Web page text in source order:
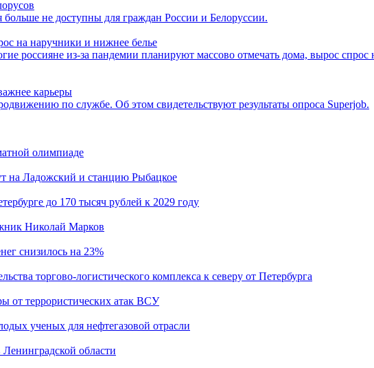
больше не доступны для граждан России и Белоруссии.
на наручники и нижнее белье
россияне из-за пандемии планируют массово отмечать дома, вырос
карьеры
по службе. Об этом свидетельствуют результаты опроса Superjob.
олимпиаде
на Ладожский и станцию Рыбацкое
до 170 тысяч рублей к 2029 году
Николай Марков
снизилось на 23%
торгово-логистического комплекса к северу от Петербурга
от террористических атак ВСУ
ученых для нефтегазовой отрасли
области